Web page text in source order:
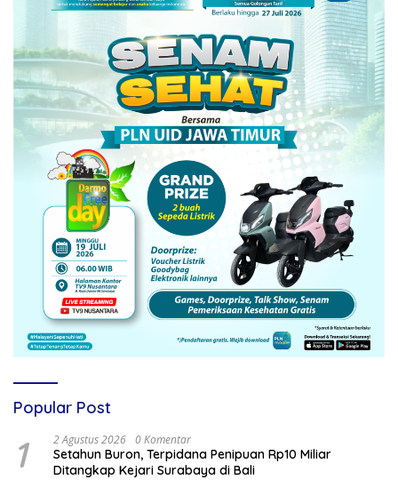
Popular Post
1 2 Agustus 2026 0 Komentar
Setahun Buron, Terpidana Penipuan Rp10 Miliar
Ditangkap Kejari Surabaya di Bali